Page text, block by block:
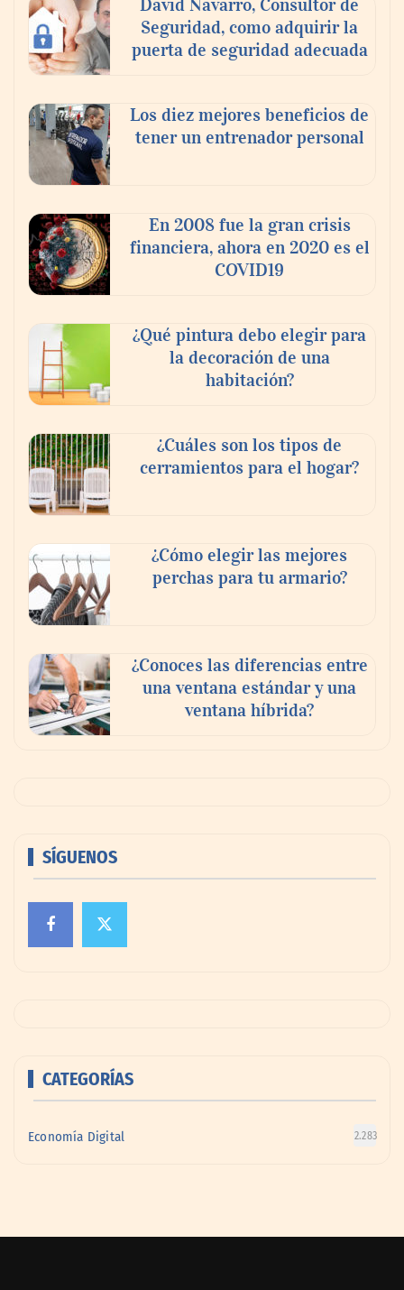
‘El ransomware se puede vencer. No
Ricardo Palacio Escobar
David Navarro, Consultor de
Seguridad, como adquirir la
puerta de seguridad adecuada
Los diez mejores beneficios de
tener un entrenador personal
En 2008 fue la gran crisis
financiera, ahora en 2020 es el
COVID19
¿Qué pintura debo elegir para
la decoración de una
habitación?
¿Cuáles son los tipos de
cerramientos para el hogar?
¿Cómo elegir las mejores
perchas para tu armario?
¿Conoces las diferencias entre
una ventana estándar y una
ventana híbrida?
SÍGUENOS
CATEGORÍAS
Economía Digital 2.283